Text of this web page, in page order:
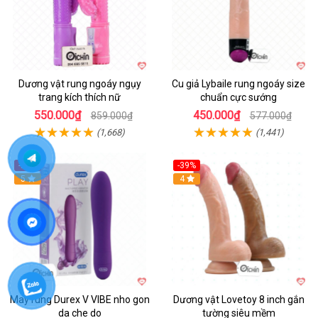
Dương vật rung ngoáy ngụy
trang kích thích nữ
550.000₫ 859.000₫
(1,668)
Cu giả Lybaile rung ngoáy size
chuẩn cực sướng
450.000₫ 577.000₫
(1,441)
-22%
Hot
5
May rung Durex V VIBE nho gon
da che do
-39%
Hot
4
Dương vật Lovetoy 8 inch gắn
tường siêu mềm